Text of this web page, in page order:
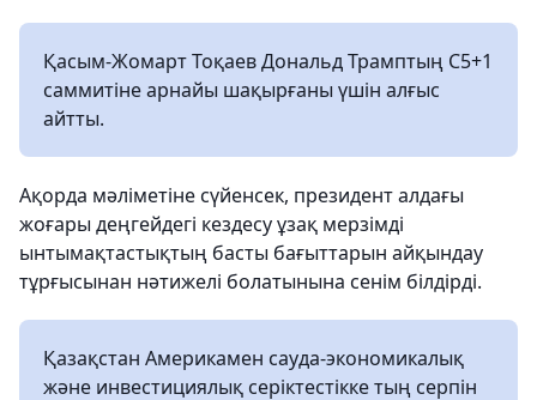
Қасым-Жомарт Тоқаев Дональд Трамптың С5+1
саммитіне арнайы шақырғаны үшін алғыс
айтты.
Ақорда мәліметіне сүйенсек, президент алдағы
жоғары деңгейдегі кездесу ұзақ мерзімді
ынтымақтастықтың басты бағыттарын айқындау
тұрғысынан нәтижелі болатынына сенім білдірді.
Қазақстан Америкамен сауда-экономикалық
және инвестициялық серіктестікке тың серпін